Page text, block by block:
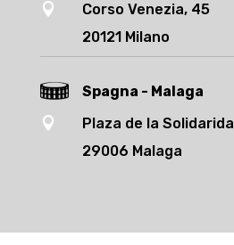

Corso Venezia, 45
20121 Milano
Spagna - Malaga

Plaza de la
29006 Malaga